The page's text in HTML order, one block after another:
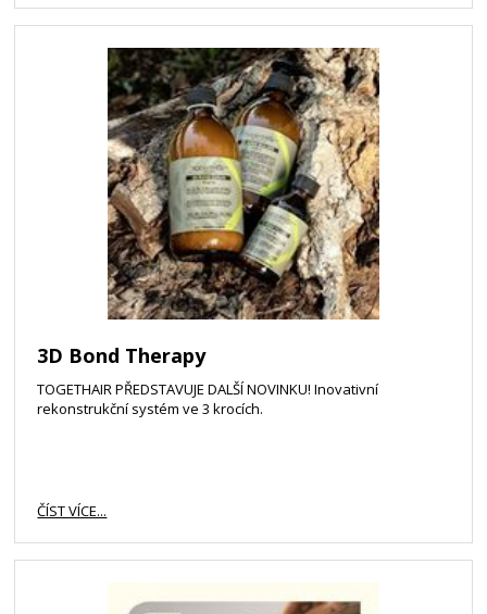
odbarvování a décapage. Olej z Acai, jako jeden z
nejvýraznějších antioxidantů, vytvoří ochrannou bariéru a tím
zabezpečí hydrataci vlasů.
3D Bond Therapy
TOGETHAIR PŘEDSTAVUJE DALŠÍ NOVINKU! Inovativní
rekonstrukční systém ve 3 krocích.
ČÍST VÍCE...